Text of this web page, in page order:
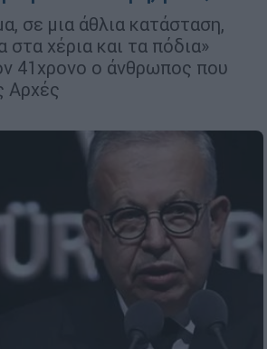
σε μια άθλια κατάσταση,
στα χέρια και τα πόδια»
41χρονο ο άνθρωπος που
Αρχές